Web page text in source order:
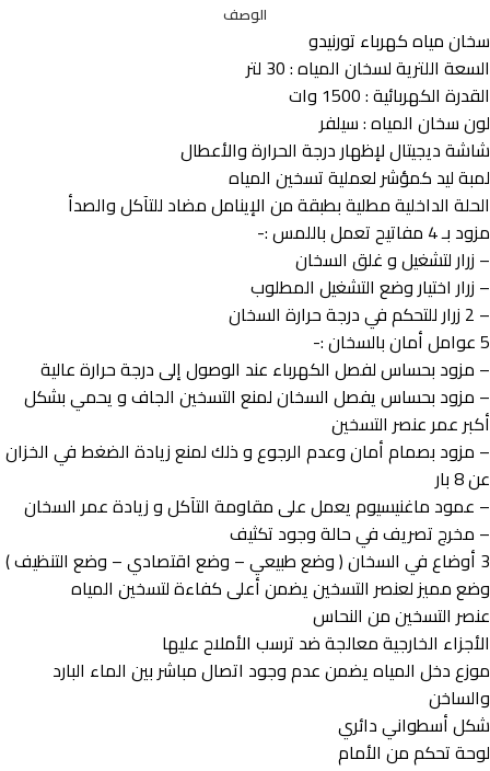
الوصف
سخان مياه كهرباء تورنيدو
السعة اللترية لسخان المياه : 30 لتر
القدرة الكهربائية : 1500 وات
لون سخان المياه : سيلفر
شاشة ديجيتال لإظهار درجة الحرارة والأعطال
لمبة ليد كمؤشر لعملية تسخين المياه
الحلة الداخلية مطلية بطبقة من الإينامل مضاد للتآكل والصدأ
مزود بـ 4 مفاتيح تعمل باللمس :-
– زرار لتشغيل و غلق السخان
– زرار اختيار وضع التشغيل المطلوب
– 2 زرار للتحكم في درجة حرارة السخان
5 عوامل أمان بالسخان :-
– مزود بحساس لفصل الكهرباء عند الوصول إلى درجة حرارة عالية
– مزود بحساس يفصل السخان لمنع التسخين الجاف و يحمي بشكل
أكبر عمر عنصر التسخين
– مزود بصمام أمان وعدم الرجوع و ذلك لمنع زيادة الضغط في الخزان
عن 8 بار
– عمود ماغنيسيوم يعمل على مقاومة التآكل و زيادة عمر السخان
– مخرج تصريف في حالة وجود تكثيف
3 أوضاع في السخان ( وضع طبيعي – وضع اقتصادي – وضع التنظيف )
وضع مميز لعنصر التسخين يضمن أعلى كفاءة لتسخين المياه
عنصر التسخين من النحاس
الأجزاء الخارجية معالجة ضد ترسب الأملاح عليها
موزع دخل المياه يضمن عدم وجود اتصال مباشر بين الماء البارد
والساخن
شكل أسطواني دائري
لوحة تحكم من الأمام